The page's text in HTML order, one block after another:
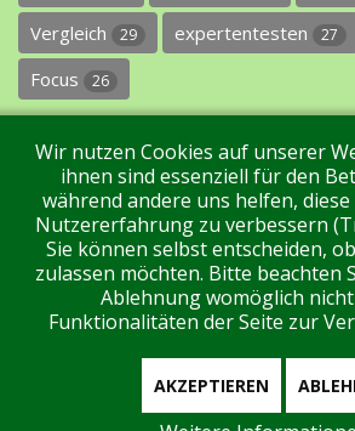
Vergleich 29 expertentesten 27
Focus 26
Impressum Datenschutz Über
Tags Unterstützen Sie uns!
Wir nutzen Cookies auf unserer
ihnen sind essenziell für den
während andere uns helfen,
Nutzererfahrung zu verbessern
Sie können selbst entscheiden,
zulassen möchten. Bitte beachten
Ablehnung womöglich
Funktionalitäten der Seite zur
AKZEPTIEREN